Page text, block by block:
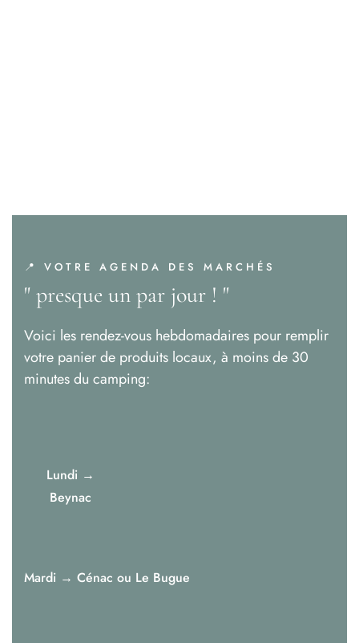
📍 VOTRE AGENDA DES MARCHÉS
" presque un par jour ! "
Voici les rendez-vous hebdomadaires pour remplir
votre panier de produits locaux, à moins de 30
minutes du camping:
Lundi →
Beynac
Mardi → Cénac ou Le Bugue